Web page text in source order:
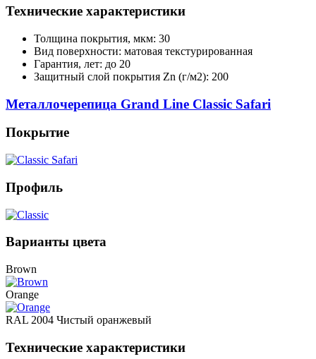
Технические характеристики
Толщина покрытия, мкм: 30
Вид поверхности: матовая текстурированная
Гарантия, лет: до 20
Защитный слой покрытия Zn (г/м2): 200
Металлочерепица Grand Line Classic Safari
Покрытие
Профиль
Варианты цвета
Brown
Orange
RAL 2004 Чистый оранжевый
Технические характеристики